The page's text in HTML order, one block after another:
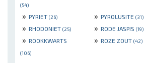
(54)
» PYRIET (26) » PYROLUSITE (31)
» RHODONIET (25) » RODE JASPIS (19)
» ROOKKWARTS
(106)
» ROZE ZOUT (42)